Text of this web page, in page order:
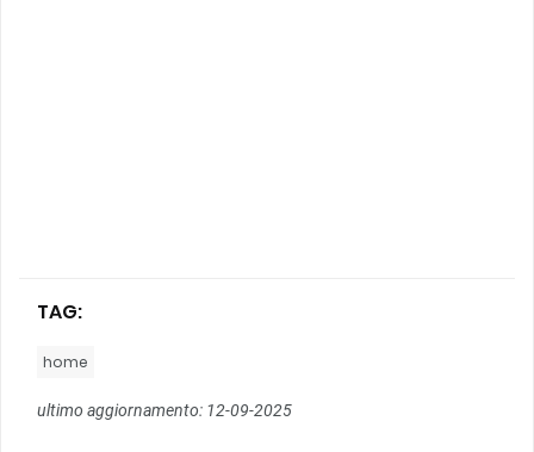
TAG:
home
ultimo aggiornamento: 12-09-2025